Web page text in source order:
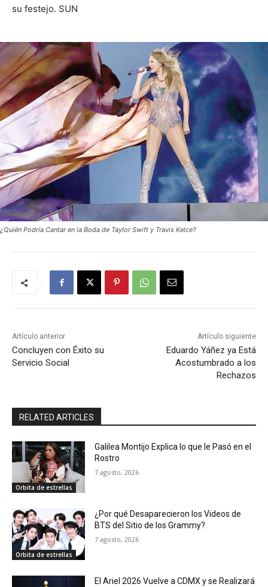
su festejo. SUN
¿Quién Podría Cantar en la Boda de Taylor Swift y Travis Kelce?
Artículo anterior
Concluyen con Éxito su
Servicio Social
Artículo siguiente
Eduardo Yáñez ya Está
Acostumbrado a los
Rechazos
RELATED ARTICLES
Orbita de estrellas
Galilea Montijo Explica lo que le Pasó en el
Rostro
7 agosto, 2026
Orbita de estrellas
¿Por qué Desaparecieron los Videos de
BTS del Sitio de los Grammy?
7 agosto, 2026
El Ariel 2026 Vuelve a CDMX y se Realizará